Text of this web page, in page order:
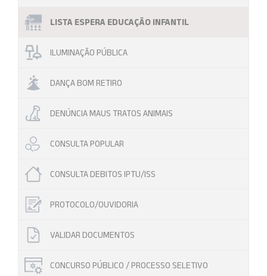
LISTA ESPERA EDUCAÇÃO INFANTIL
ILUMINAÇÃO PÚBLICA
DANÇA BOM RETIRO
DENÚNCIA MAUS TRATOS ANIMAIS
CONSULTA POPULAR
CONSULTA DEBITOS IPTU/ISS
PROTOCOLO/OUVIDORIA
VALIDAR DOCUMENTOS
CONCURSO PÚBLICO / PROCESSO SELETIVO